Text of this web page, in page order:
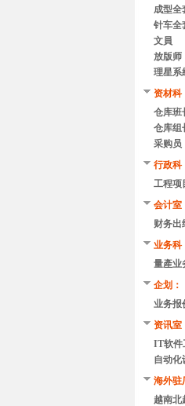
成型全
针车全
文員
放版师
理星系
资材科
仓库班
仓库组
采购员
行政科
工程项
会计室
财务出
业务科
量產业
企划：
业务报
资讯室
IT软件
自动化
海外驻
越南北